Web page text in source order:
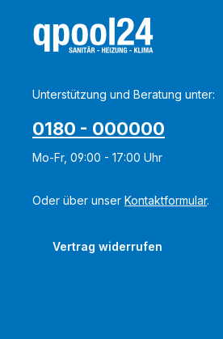
Unterstützung und Beratung unter:
0180 - 000000
Mo-Fr, 09:00 - 17:00 Uhr
Oder über unser Kontaktformular.
Vertrag widerrufen